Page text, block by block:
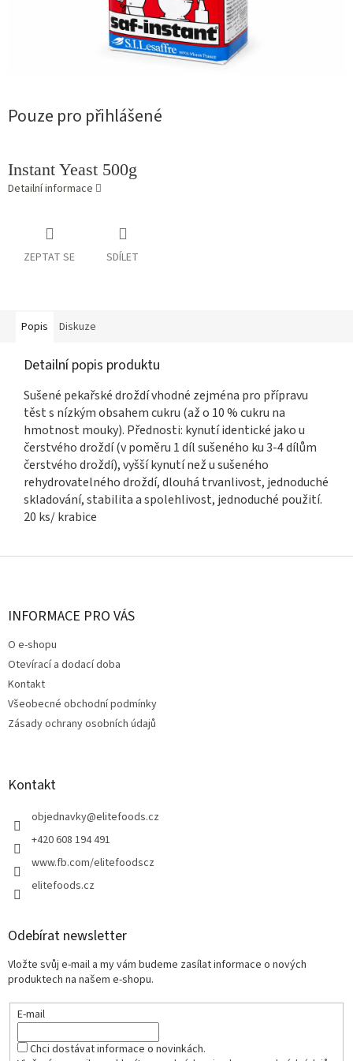
Pouze pro přihlášené
Instant Yeast 500g
Detailní informace
ZEPTAT SE SDÍLET
Popis Diskuze
Detailní popis produktu
Sušené pekařské droždí vhodné zejména pro přípravu
těst s nízkým obsahem cukru (až o 10 % cukru na
hmotnost mouky). Přednosti: kynutí identické jako u
čerstvého droždí (v poměru 1 díl sušeného ku 3-4 dílům
čerstvého droždí), vyšší kynutí než u sušeného
rehydrovatelného droždí, dlouhá trvanlivost, jednoduché
skladování, stabilita a spolehlivost, jednoduché použití.
20 ks/ krabice
Z
INFORMACE PRO VÁS
O e-shopu
Otevírací a dodací doba
Kontakt
Všeobecné obchodní podmínky
Zásady ochrany osobních údajů
Kontakt
objednavky@elitefoods.cz
+420 608 194 491
www.fb.com/elitefoodscz
elitefoods.cz
Odebírat newsletter
Vložte svůj e-mail a my vám budeme zasílat informace o nových
produktech na našem e-shopu.
E-mail
Chci dostávat informace o novinkách.